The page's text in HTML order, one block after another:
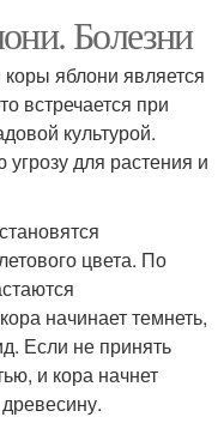
Болезни
яблони является
встречается при
культурой.
для растения и
цвета. По
начинает темнеть,
Если не принять
и кора начнет